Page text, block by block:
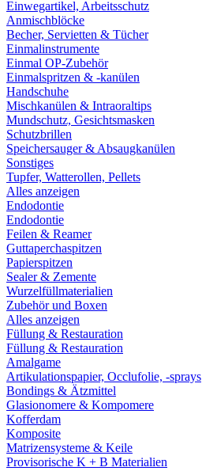
Einwegartikel, Arbeitsschutz
Anmischblöcke
Becher, Servietten & Tücher
Einmalinstrumente
Einmal OP-Zubehör
Einmalspritzen & -kanülen
Handschuhe
Mischkanülen & Intraoraltips
Mundschutz, Gesichtsmasken
Schutzbrillen
Speichersauger & Absaugkanülen
Sonstiges
Tupfer, Watterollen, Pellets
Alles anzeigen
Endodontie
Endodontie
Feilen & Reamer
Guttaperchaspitzen
Papierspitzen
Sealer & Zemente
Wurzelfüllmaterialien
Zubehör und Boxen
Alles anzeigen
Füllung & Restauration
Füllung & Restauration
Amalgame
Artikulationspapier, Occlufolie, -sprays
Bondings & Ätzmittel
Glasionomere & Kompomere
Kofferdam
Komposite
Matrizensysteme & Keile
Provisorische K + B Materialien